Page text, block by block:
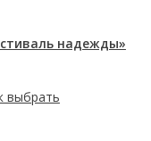
надежды»
выбрать